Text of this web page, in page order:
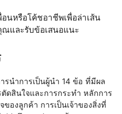
อนหรือโค้ชอาชีพเพื่อล่าเส้น
ณและรับข้อเสนอแนะ
นำการเป็นผู้นำ 14 ข้อ ที่มีผล
ดสินใจและการกระทำ หลักการ
ของลูกค้า การเป็นเจ้าของสิ่งที่